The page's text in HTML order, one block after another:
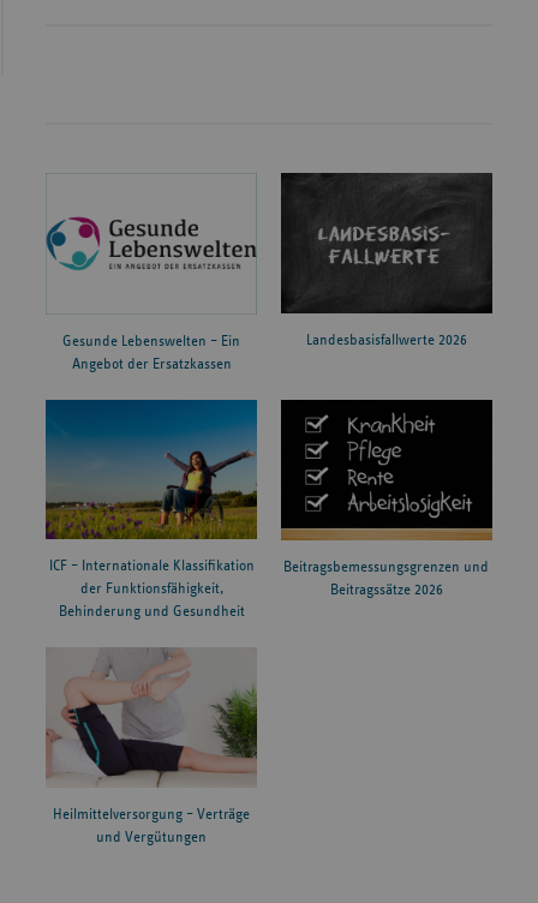
Gesunde Lebenswelten – Ein
Angebot der Ersatzkassen
Landesbasisfallwerte 2026
ICF – Internationale Klassifikation
der Funktionsfähigkeit,
Behinderung und Gesundheit
Beitragsbemessungsgrenzen und
Beitragssätze 2026
Heilmittelversorgung – Verträge
und Vergütungen